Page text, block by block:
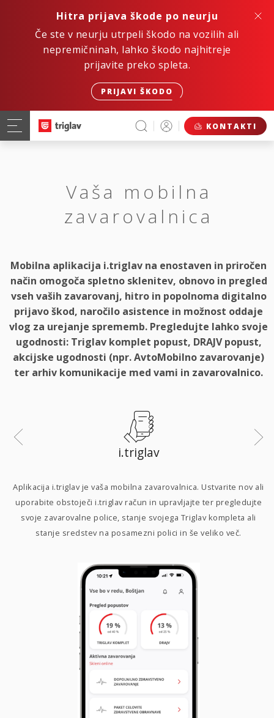
Hitra prijava škode po neurju
Če ste v neurju utrpeli škodo na vozilih ali
nepremičninah, lahko škodo najhitreje
prijavite preko spleta.
PRIJAVI ŠKODO
KONTAKTI
Vaša mobilna
zavarovalnica
Mobilna aplikacija i.triglav na enostaven in priročen
način omogoča spletno sklenitev, obnovo in pregled
vseh vaših zavarovanj, hitro in popolnoma digitalno
prijavo škod, naročilo asistence in možnost oddaje
vlog za urejanje sprememb. Pregledujte lahko svoje
ugodnosti: Triglav komplet popust, DRAJV popust,
akcijske ugodnosti (npr. AvtoMobilno zavarovanje)
ter arhiv komunikacije med vami in zavarovalnico.
i.triglav
Aplikacija i.triglav je vaša mobilna zavarovalnica. Ustvarite nov ali
uporabite obstoječi i.triglav račun in upravljajte ter pregledujte
svoje zavarovalne police, stanje svojega Triglav kompleta ali
stanje sredstev na posamezni polici in še veliko več.